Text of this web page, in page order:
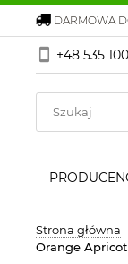
DARMOWA
+48 535
Strona główna
Orange Apricot